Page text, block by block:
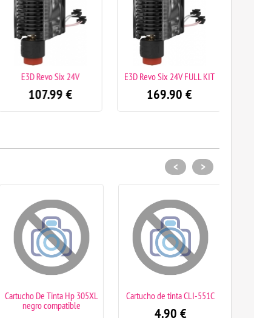
E3D Revo Six 24V
107.99€
E3D Revo Six 24V FULL KIT
169.90€
Cartucho De Tinta Hp 305XL
negro compatible
Cartucho de tinta CLI-551C
4.90€
< >